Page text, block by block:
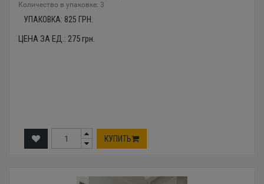
Количество в упаковке: 3
УПАКОВКА: 825 ГРН.
ЦЕНА ЗА ЕД.: 275грн.
КУПИТЬ